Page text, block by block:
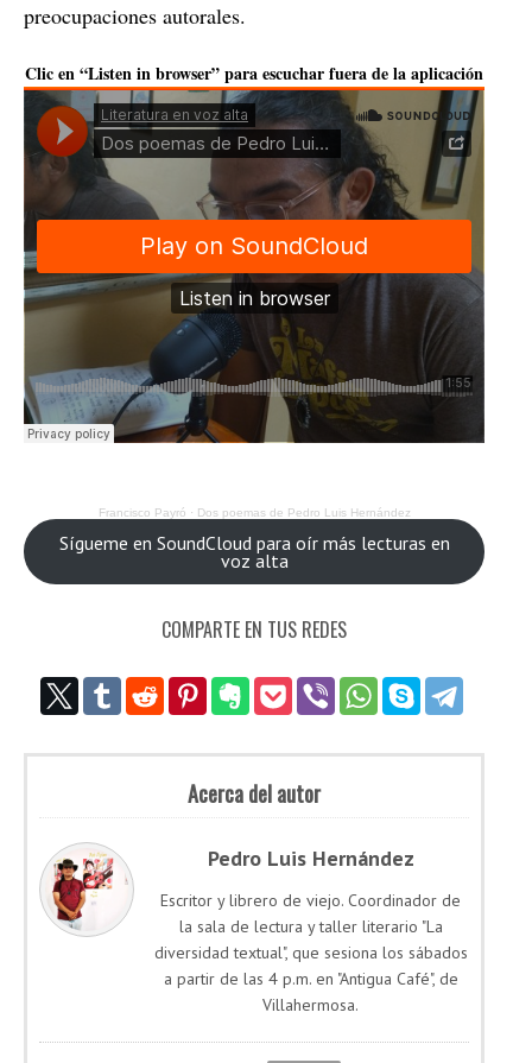
preocupaciones autorales.
Clic en “Listen in browser” para escuchar fuera de la aplicación
Francisco Payró · Dos poemas de Pedro Luis Hernández
Sígueme en SoundCloud para oír más lecturas en
voz alta
COMPARTE EN TUS REDES
Acerca del autor
Pedro Luis Hernández
Escritor y librero de viejo. Coordinador de
la sala de lectura y taller literario "La
diversidad textual", que sesiona los sábados
a partir de las 4 p.m. en "Antigua Café", de
Villahermosa.